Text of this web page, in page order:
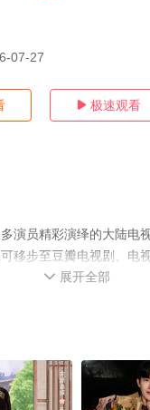
07-27
 极速观看
演员精彩演绎的大陆
移步至豆瓣电视剧、电
 展开全部